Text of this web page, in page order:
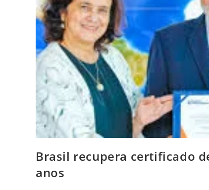
Brasil recupera certificado
anos